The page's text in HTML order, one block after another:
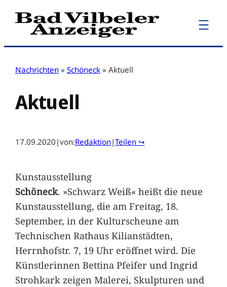
Zum
Inhalt
Nachrichten » Schöneck » Aktuell
Aktuell
17.09.2020 |von:Redaktion|Teilen ↪
Kunstausstellung
Schöneck. »Schwarz Weiß« heißt die neue
Kunstausstellung, die am Freitag, 18.
September, in der Kulturscheune am
Technischen Rathaus Kilianstädten,
Herrnhofstr. 7, 19 Uhr eröffnet wird. Die
Künstlerinnen Bettina Pfeifer und Ingrid
Strohkark zeigen Malerei, Skulpturen und